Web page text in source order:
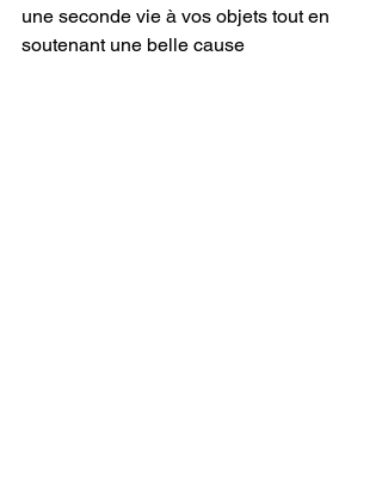
une seconde vie à vos objets tout en
soutenant une belle cause